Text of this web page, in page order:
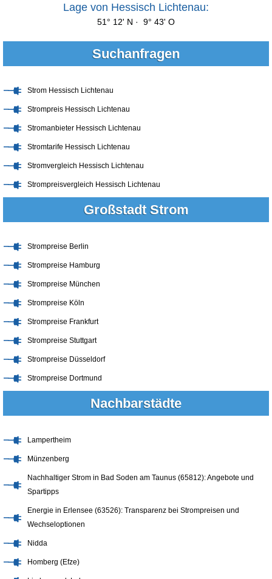
Lage von Hessisch Lichtenau:
51° 12' N · 9° 43' O
Suchanfragen
Strom Hessisch Lichtenau
Strompreis Hessisch Lichtenau
Stromanbieter Hessisch Lichtenau
Stromtarife Hessisch Lichtenau
Stromvergleich Hessisch Lichtenau
Strompreisvergleich Hessisch Lichtenau
Großstadt Strom
Strompreise Berlin
Strompreise Hamburg
Strompreise München
Strompreise Köln
Strompreise Frankfurt
Strompreise Stuttgart
Strompreise Düsseldorf
Strompreise Dortmund
Nachbarstädte
Lampertheim
Münzenberg
Nachhaltiger Strom in Bad Soden am Taunus (65812): Angebote und
Spartipps
Energie in Erlensee (63526): Transparenz bei Strompreisen und
Wechseloptionen
Nidda
Homberg (Efze)